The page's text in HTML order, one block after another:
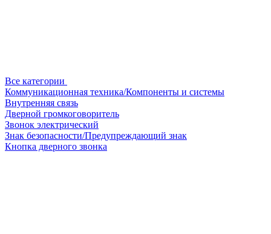
Все категории
Коммуникационная техника/Компоненты и системы
Внутренняя связь
Дверной громкоговоритель
Звонок электрический
Знак безопасности/Предупреждающий знак
Кнопка дверного звонка